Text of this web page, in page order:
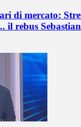
di mercato:
il rebus